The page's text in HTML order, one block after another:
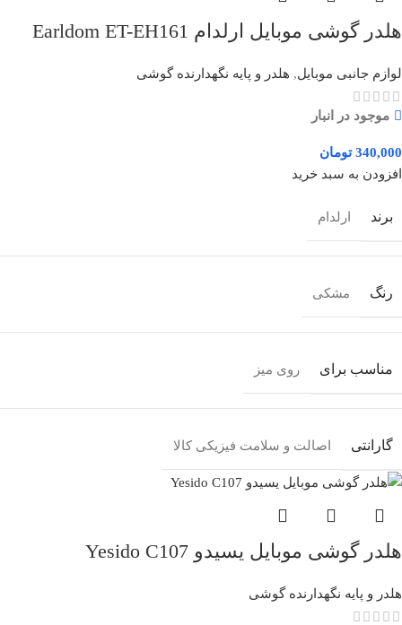
هلدر گوشی موبایل ارلدام Earldom ET-EH161
لوازم جانبی موبایل, هلدر و پایه نگهدارنده گوشی
موجود در انبار
تومان
افزودن به سبد خرید
برند ارلدام
رنگ مشکی
مناسب برای روی میز
گارانتی اصالت و سلامت فیزیکی کالا
هلدر گوشی موبایل یسیدو Yesido C107
هلدر و پایه نگهدارنده گوشی